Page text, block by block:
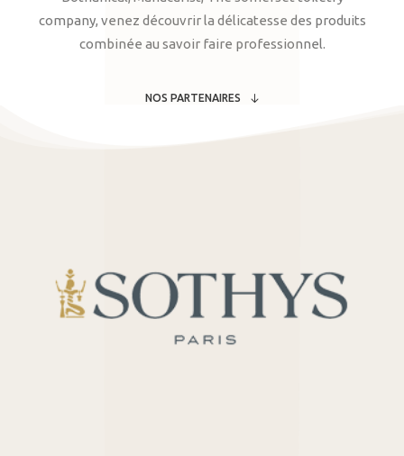
company, venez découvrir la délicatesse des produits
combinée au savoir faire professionnel.
NOS PARTENAIRES